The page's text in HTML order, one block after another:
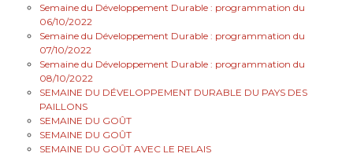
Semaine du Développement Durable : programmation du
06/10/2022
Semaine du Développement Durable : programmation du
07/10/2022
Semaine du Développement Durable : programmation du
08/10/2022
SEMAINE DU DÉVELOPPEMENT DURABLE DU PAYS DES
PAILLONS
SEMAINE DU GOÛT
SEMAINE DU GOÛT
SEMAINE DU GOÛT AVEC LE RELAIS